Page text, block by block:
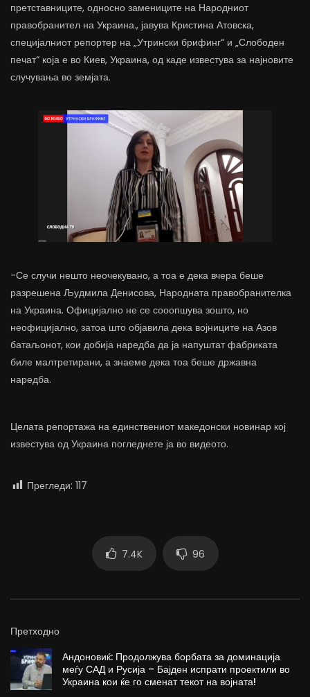
претставниците, односно замениците на Народниот
правобранител на Украина., јавува Кристина Атовска,
специјалниот репортер на „Утрински брифинг“ и „Слободен
печат“ која е во Киев, Украина, од каде известува за најновите
случувања во земјата.
-Се случи нешто неочекувано, а тоа е дека вчера беше
разрешена Људмила Денисова, Народната правобранителка
на Украина. Официјално не се сооопшува зошто, но
неофицијално, затоа што објавила дека војниците на Азов
батаљонот, кои добија наредба да ја напуштат фабриката
биле малтретирани, а знаеме дека тоа беше државна
наредба.
Целата репортажа на единствениот македонски новинар кој
известува од Украина погледнете ја во видеото.
Прегледи: 117
7.4K 96
Претходно
Андоновиќ: Продолжува борбата за доминација
меѓу САД и Русија – Бајден испрати проектили во
Украина кои ќе го сменат текот на војната!